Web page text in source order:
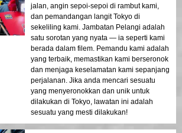
jalan, angin sepoi-sepoi di rambut kami,
dan pemandangan langit Tokyo di
sekeliling kami. Jambatan Pelangi adalah
satu sorotan yang nyata — ia seperti kami
berada dalam filem. Pemandu kami adalah
yang terbaik, memastikan kami berseronok
dan menjaga keselamatan kami sepanjang
perjalanan. Jika anda mencari sesuatu
yang menyeronokkan dan unik untuk
dilakukan di Tokyo, lawatan ini adalah
sesuatu yang mesti dilakukan!